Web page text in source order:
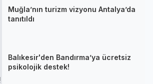
Muğla’nın turizm vizyonu Antalya’da
tanıtıldı
Balıkesir'den Bandırma’ya ücretsiz
psikolojik destek!